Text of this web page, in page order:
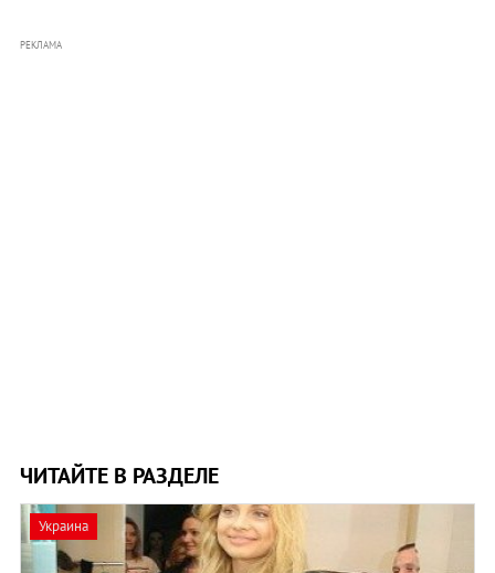
РЕКЛАМА
ЧИТАЙТЕ В РАЗДЕЛЕ
Украина